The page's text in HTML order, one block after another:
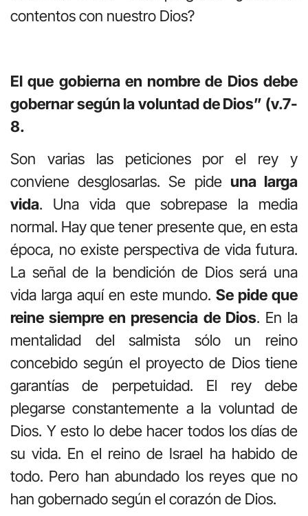
contentos con nuestro Dios?
El que gobierna en nombre de Dios debe
gobernar según la voluntad de Dios” (v.7-
8.
Son varias las peticiones por el rey y
conviene desglosarlas. Se pide una larga
vida. Una vida que sobrepase la media
normal. Hay que tener presente que, en esta
época, no existe perspectiva de vida futura.
La señal de la bendición de Dios será una
vida larga aquí en este mundo.Se pide que
reine siempre en presencia de Dios. En la
mentalidad del salmista sólo un reino
concebido según el proyecto de Dios tiene
garantías de perpetuidad. El rey debe
plegarse constantemente a la voluntad de
Dios. Y esto lo debe hacer todos los días de
su vida. En el reino de Israel ha habido de
todo. Pero han abundado los reyes que no
han gobernado según el corazón de Dios.